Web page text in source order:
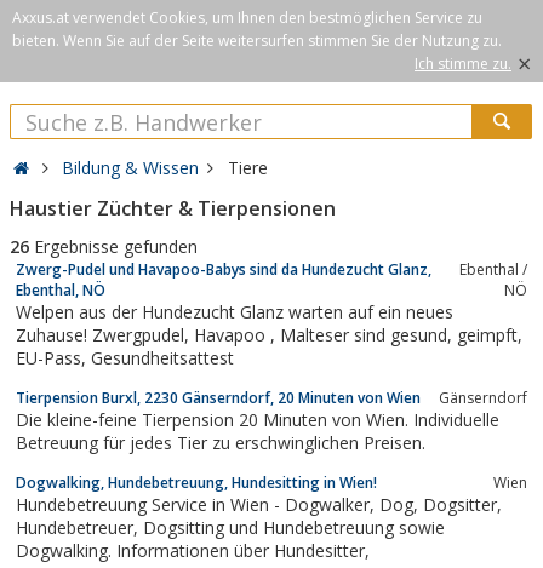
Axxus.at verwendet Cookies, um Ihnen den bestmöglichen Service zu
bieten. Wenn Sie auf der Seite weitersurfen stimmen Sie der Nutzung zu.
Ich stimme zu. ×
Bildung & Wissen Tiere
Haustier Züchter & Tierpensionen
26 Ergebnisse gefunden
Zwerg-Pudel und Havapoo-Babys sind da Hundezucht Glanz,
Ebenthal, NÖ
Ebenthal /
NÖ
Welpen aus der Hundezucht Glanz warten auf ein neues
Zuhause! Zwergpudel, Havapoo , Malteser sind gesund, geimpft,
EU-Pass, Gesundheitsattest
Tierpension Burxl, 2230 Gänserndorf, 20 Minuten von Wien Gänserndorf
Die kleine-feine Tierpension 20 Minuten von Wien. Individuelle
Betreuung für jedes Tier zu erschwinglichen Preisen.
Dogwalking, Hundebetreuung, Hundesitting in Wien! Wien
Hundebetreuung Service in Wien - Dogwalker, Dog, Dogsitter,
Hundebetreuer, Dogsitting und Hundebetreuung sowie
Dogwalking. Informationen über Hundesitter,